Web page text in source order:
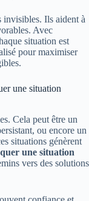
invisibles. Ils aident à
Avec
situation est
pour maximiser
une situation
Cela peut être un
ou encore un
situations génèrent
une situation
vers des solutions